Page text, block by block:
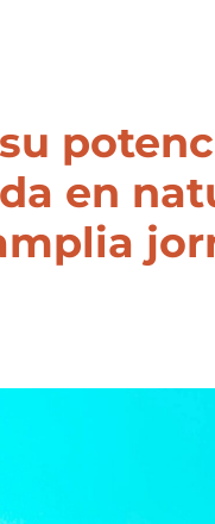
en